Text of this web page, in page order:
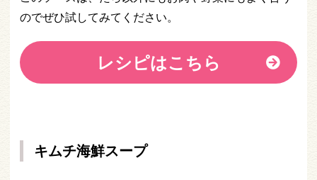
のでぜひ試してみてください。
レシピはこちら
キムチ海鮮スープ